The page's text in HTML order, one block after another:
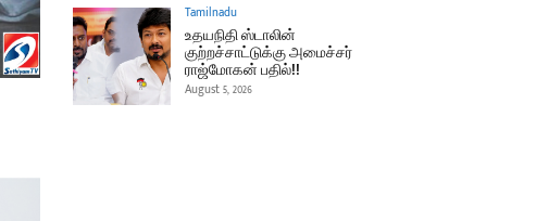
Tamilnadu
உதயநிதி ஸ்டாலின்
குற்றச்சாட்டுக்கு அமைச்சர்
ராஜ்மோகன் பதில்!!
August 5, 2026